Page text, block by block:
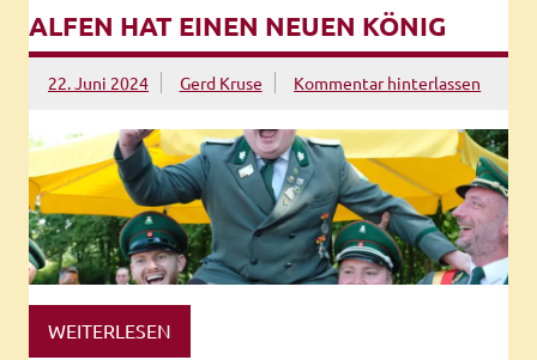
LFEN HAT EINEN NEUEN KÖNIG
22. Juni 2024 Gerd Kruse Kommentar hinterlassen
WEITERLESEN